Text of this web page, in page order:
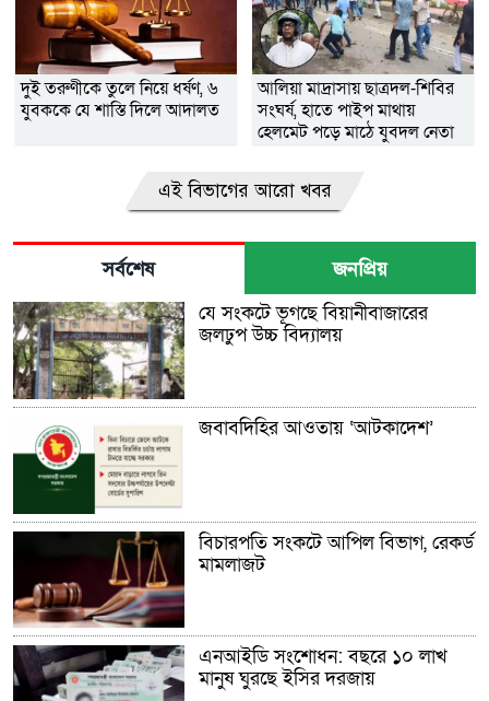
দুই তরুণীকে তুলে নিয়ে ধর্ষণ, ৬
যুবককে যে শাস্তি দিলে আদালত
আলিয়া মাদ্রাসায় ছাত্রদল-শিবির
সংঘর্ষ, হাতে পাইপ মাথায়
হেলমেট পড়ে মাঠে যুবদল নেতা
এই বিভাগের আরো খবর
সর্বশেষ জনপ্রিয়
যে সংকটে ভূগছে বিয়ানীবাজারের
জলঢুপ উচ্চ বিদ্যালয়
জবাবদিহির আওতায় ‘আটকাদেশ’
বিচারপতি সংকটে আপিল বিভাগ, রেকর্ড
মামলাজট
এনআইডি সংশোধন: বছরে ১০ লাখ
মানুষ ঘুরছে ইসির দরজায়